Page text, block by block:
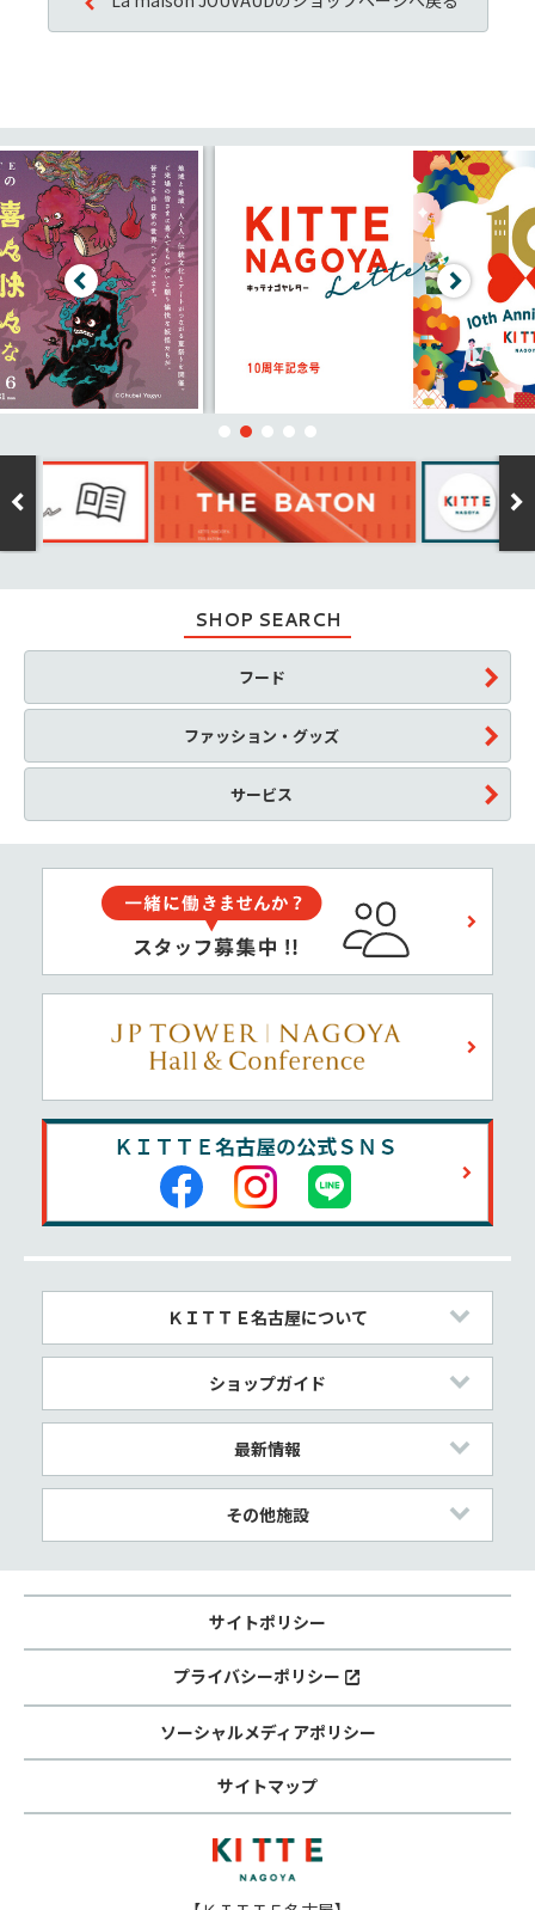
SHOP SEARCH
フード
ファッション・グッズ
サービス
ＫＩＴＴＥ名古屋について
ショップガイド
最新情報
その他施設
サイトポリシー
プライバシーポリシー
ソーシャルメディアポリシー
サイトマップ